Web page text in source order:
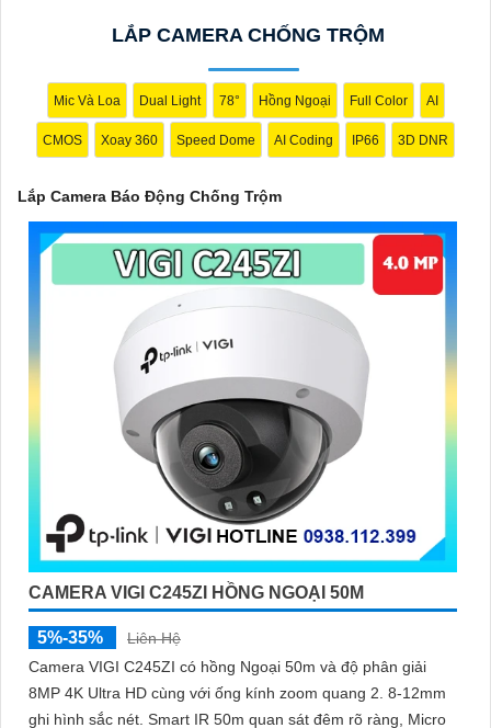
khi phát hiện chuyển động hoặc âm thanh không bình thường.
Kết nối mạng: Chọn camera có khả năng kết nối internet để
bạn có thể theo dõi từ xa qua điện thoại di động hoặc máy tính.
5:Dễ sử dụng và cài đặt: Chọn hệ thống dễ sử dụng và cài
đặt để tránh rắc rối trong quá trình sử dụng.
các thương hiệu Camera Báo Động Chống Trộm nổi tiếng như
Hikvision, Dahua, Bosch, Axis, Foscam và nhiều thương hiệu
khác. Để chọn được sản phẩm phù hợp, bạn nên tham khảo các
đánh giá, so sánh và tư vấn từ các chuyên gia hoặc người đã sử
dụng sản phẩm trước đó.
LẮP CAMERA CHỐNG TRỘM
Mic Và Loa Dual Light 78° Hồng Ngoại Full Color AI
CMOS Xoay 360 Speed Dome AI Coding IP66 3D DNR
Lắp Camera Báo Động Chống Trộm
CAMERA VIGI C245ZI HỒNG NGOẠI 50M
5%-35%
Liên Hệ
Camera VIGI C245ZI có hồng Ngoại 50m và độ phân giải
8MP 4K Ultra HD cùng với ống kính zoom quang 2. 8-12mm
ghi hình sắc nét. Smart IR 50m quan sát đêm rõ ràng, Micro